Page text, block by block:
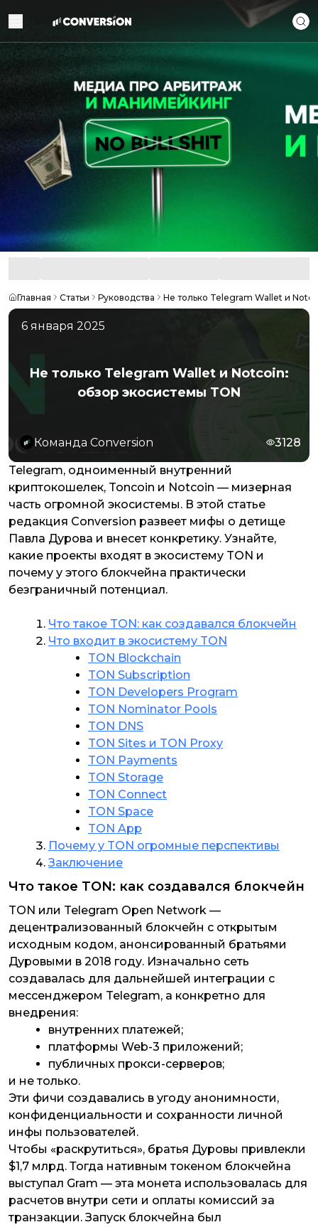
Главная Статьи Руководства Не только Telegram Wallet и
6 января 2025
Не только Telegram Wallet и Notcoin:
обзор экосистемы TON
Команда Conversion 3128
Telegram, одноименный внутренний
криптокошелек, Toncoin и Notcoin — мизерная
часть огромной экосистемы. В этой статье
редакция Conversion развеет мифы о детище
Павла Дурова и внесет конкретику. Узнайте,
какие проекты входят в экосистему TON и
почему у этого блокчейна практически
безграничный потенциал.
Что такое TON: как создавался блокчейн
Что входит в экосистему TON
TON Blockchain
TON Subscription
TON Developers Program
TON Nominator Pools
TON DNS
TON Sites и TON Proxy
TON Payments
TON Storage
TON Connect
TON Space
TON App
Почему у TON огромные перспективы
Заключение
Что такое TON: как создавался блокчейн
TON или Telegram Open Network —
децентрализованный блокчейн с открытым
исходным кодом, анонсированный братьями
Дуровыми в 2018 году. Изначально сеть
создавалась для дальнейшей интеграции с
мессенджером Telegram, а конкретно для
внедрения:
внутренних платежей;
платформы Web-3 приложений;
публичных прокси-серверов;
и не только.
Эти фичи создавались в угоду анонимности,
конфиденциальности и сохранности личной
инфы пользователей.
Чтобы «раскрутиться», братья Дуровы привлекли
$1,7 млрд. Тогда нативным токеном блокчейна
выступал Gram — эта монета использовалась для
расчетов внутри сети и оплаты комиссий за
транзакции. Запуск блокчейна был